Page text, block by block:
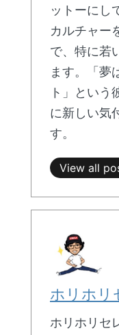
ットーにし
カルチャー
で、特に若
ます。「夢
ト」という
に新しい気
す。
View all
ホリホリ
ホリホリセ